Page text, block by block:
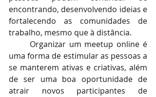
encontrando, desenvolvendo ideias e
fortalecendo as comunidades de
trabalho, mesmo que à distância.
Organizar um meetup online é
uma forma de estimular as pessoas a
se manterem ativas e criativas, além
de ser uma boa oportunidade de
atrair novos participantes de